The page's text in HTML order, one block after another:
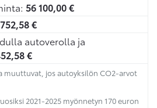
56 100,00€
€
autoverolla ja
€
muuttuvat, jos autoyksilön CO2-arvot
2021-2025 myönnetyn 170 euron